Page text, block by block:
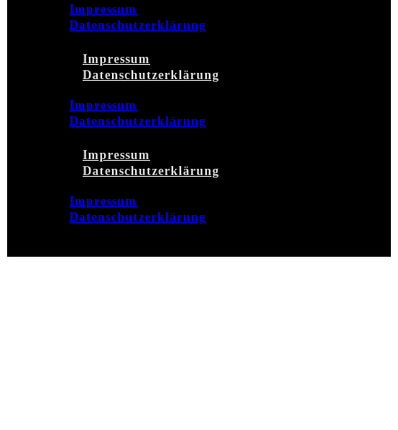
Impressum
Datenschutzerklärung
Impressum
Datenschutzerklärung
Impressum
Datenschutzerklärung
Impressum
Datenschutzerklärung
Impressum
Datenschutzerklärung